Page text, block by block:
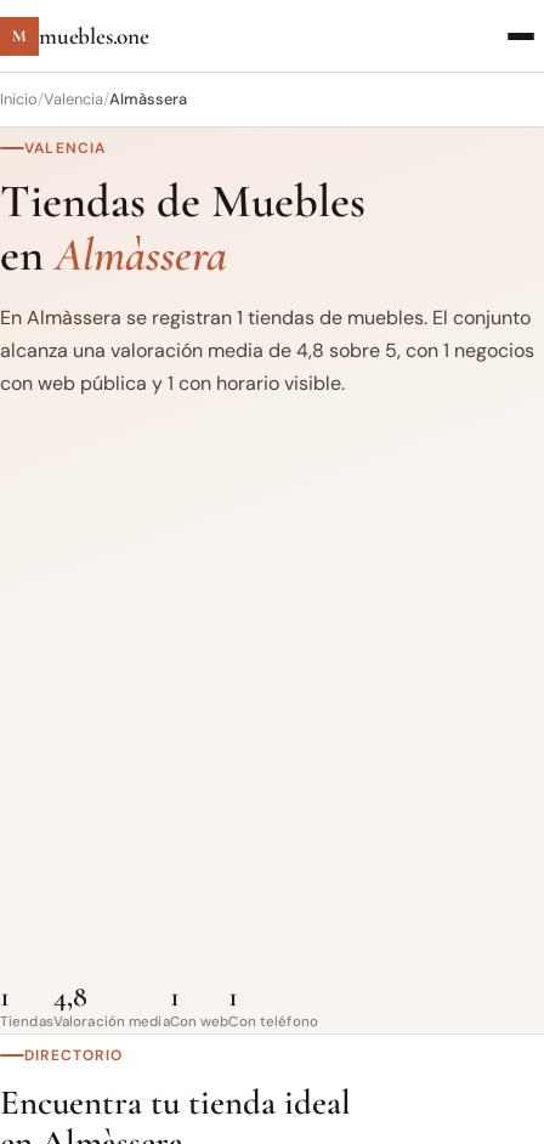
M muebles.one
Inicio/Valencia/Almàssera
VALENCIA
Tiendas de Muebles
enAlmàssera
En Almàssera se registran 1 tiendas de muebles. El conjunto
alcanza una valoración media de 4,8 sobre 5, con 1 negocios
con web pública y 1 con horario visible.
1
Tiendas
4,8
Valoración media
1
Con web
1
Con teléfono
DIRECTORIO
Encuentra tu tienda ideal